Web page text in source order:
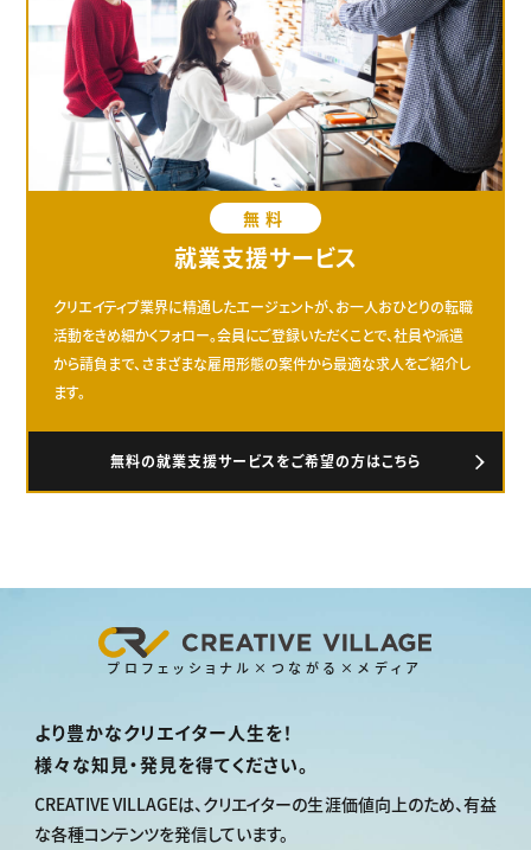
無料
就業支援サービス
クリエイティブ業界に精通したエージェントが、お一人おひとりの転職
活動をきめ細かくフォロー。会員にご登録いただくことで、社員や派遣
から請負まで、さまざまな雇用形態の案件から最適な求人をご紹介し
ます。
無料の就業支援サービスをご希望の方はこちら
プロフェッショナル×つながる×メディア
より豊かなクリエイター人生を！
様々な知見・発見を得てください。
CREATIVE VILLAGEは、 クリエイターの生涯価値向上のため、有益
な各種コンテンツを発信しています。